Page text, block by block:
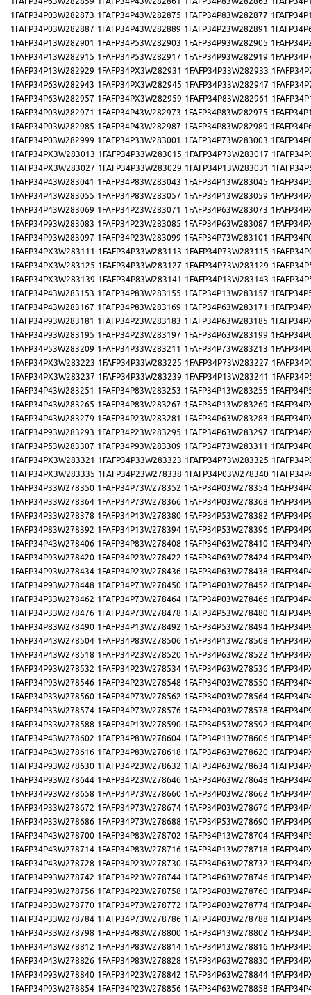
1FAFP34P03W282873 1FAFP34P43W282875 1FAFP34P83W282877
1FAFP34P03W282887 1FAFP34P43W282889 1FAFP34P23W282891
1FAFP34P13W282901 1FAFP34P53W282903 1FAFP34P93W282905
1FAFP34P13W282915 1FAFP34P53W282917 1FAFP34P93W282919
1FAFP34P13W282929 1FAFP34PX3W282931 1FAFP34P33W282933
1FAFP34P63W282943 1FAFP34PX3W282945 1FAFP34P33W282947
1FAFP34P63W282957 1FAFP34PX3W282959 1FAFP34P83W282961
1FAFP34P03W282971 1FAFP34P43W282973 1FAFP34P83W282975
1FAFP34P03W282985 1FAFP34P43W282987 1FAFP34P83W282989
1FAFP34P03W282999 1FAFP34P33W283001 1FAFP34P73W283003
1FAFP34PX3W283013 1FAFP34P33W283015 1FAFP34P73W283017
1FAFP34PX3W283027 1FAFP34P33W283029 1FAFP34P13W283031
1FAFP34P43W283041 1FAFP34P83W283043 1FAFP34P13W283045
1FAFP34P43W283055 1FAFP34P83W283057 1FAFP34P13W283059
1FAFP34P43W283069 1FAFP34P23W283071 1FAFP34P63W283073
1FAFP34P93W283083 1FAFP34P23W283085 1FAFP34P63W283087
1FAFP34P93W283097 1FAFP34P23W283099 1FAFP34P73W283101
1FAFP34PX3W283111 1FAFP34P33W283113 1FAFP34P73W283115
1FAFP34PX3W283125 1FAFP34P33W283127 1FAFP34P73W283129
1FAFP34PX3W283139 1FAFP34P83W283141 1FAFP34P13W283143
1FAFP34P43W283153 1FAFP34P83W283155 1FAFP34P13W283157
1FAFP34P43W283167 1FAFP34P83W283169 1FAFP34P63W283171
1FAFP34P93W283181 1FAFP34P23W283183 1FAFP34P63W283185
1FAFP34P93W283195 1FAFP34P23W283197 1FAFP34P63W283199
1FAFP34P53W283209 1FAFP34P33W283211 1FAFP34P73W283213
1FAFP34PX3W283223 1FAFP34P33W283225 1FAFP34P73W283227
1FAFP34PX3W283237 1FAFP34P33W283239 1FAFP34P13W283241
1FAFP34P43W283251 1FAFP34P83W283253 1FAFP34P13W283255
1FAFP34P43W283265 1FAFP34P83W283267 1FAFP34P13W283269
1FAFP34P43W283279 1FAFP34P23W283281 1FAFP34P63W283283
1FAFP34P93W283293 1FAFP34P23W283295 1FAFP34P63W283297
1FAFP34P53W283307 1FAFP34P93W283309 1FAFP34P73W283311
1FAFP34PX3W283321 1FAFP34P33W283323 1FAFP34P73W283325
1FAFP34PX3W283335 1FAFP34P23W278338 1FAFP34P03W278340
1FAFP34P33W278350 1FAFP34P73W278352 1FAFP34P03W278354
1FAFP34P33W278364 1FAFP34P73W278366 1FAFP34P03W278368
1FAFP34P33W278378 1FAFP34P13W278380 1FAFP34P53W278382
1FAFP34P83W278392 1FAFP34P13W278394 1FAFP34P53W278396
1FAFP34P43W278406 1FAFP34P83W278408 1FAFP34P63W278410
1FAFP34P93W278420 1FAFP34P23W278422 1FAFP34P63W278424
1FAFP34P93W278434 1FAFP34P23W278436 1FAFP34P63W278438
1FAFP34P93W278448 1FAFP34P73W278450 1FAFP34P03W278452
1FAFP34P33W278462 1FAFP34P73W278464 1FAFP34P03W278466
1FAFP34P33W278476 1FAFP34P73W278478 1FAFP34P53W278480
1FAFP34P83W278490 1FAFP34P13W278492 1FAFP34P53W278494
1FAFP34P43W278504 1FAFP34P83W278506 1FAFP34P13W278508
1FAFP34P43W278518 1FAFP34P23W278520 1FAFP34P63W278522
1FAFP34P93W278532 1FAFP34P23W278534 1FAFP34P63W278536
1FAFP34P93W278546 1FAFP34P23W278548 1FAFP34P03W278550
1FAFP34P33W278560 1FAFP34P73W278562 1FAFP34P03W278564
1FAFP34P33W278574 1FAFP34P73W278576 1FAFP34P03W278578
1FAFP34P33W278588 1FAFP34P13W278590 1FAFP34P53W278592
1FAFP34P43W278602 1FAFP34P83W278604 1FAFP34P13W278606
1FAFP34P43W278616 1FAFP34P83W278618 1FAFP34P63W278620
1FAFP34P93W278630 1FAFP34P23W278632 1FAFP34P63W278634
1FAFP34P93W278644 1FAFP34P23W278646 1FAFP34P63W278648
1FAFP34P93W278658 1FAFP34P73W278660 1FAFP34P03W278662
1FAFP34P33W278672 1FAFP34P73W278674 1FAFP34P03W278676
1FAFP34P33W278686 1FAFP34P73W278688 1FAFP34P53W278690
1FAFP34P43W278700 1FAFP34P83W278702 1FAFP34P13W278704
1FAFP34P43W278714 1FAFP34P83W278716 1FAFP34P13W278718
1FAFP34P43W278728 1FAFP34P23W278730 1FAFP34P63W278732
1FAFP34P93W278742 1FAFP34P23W278744 1FAFP34P63W278746
1FAFP34P93W278756 1FAFP34P23W278758 1FAFP34P03W278760
1FAFP34P33W278770 1FAFP34P73W278772 1FAFP34P03W278774
1FAFP34P33W278784 1FAFP34P73W278786 1FAFP34P03W278788
1FAFP34P33W278798 1FAFP34P83W278800 1FAFP34P13W278802
1FAFP34P43W278812 1FAFP34P83W278814 1FAFP34P13W278816
1FAFP34P43W278826 1FAFP34P83W278828 1FAFP34P63W278830
1FAFP34P93W278840 1FAFP34P23W278842 1FAFP34P63W278844
1FAFP34P93W278854 1FAFP34P23W278856 1FAFP34P63W278858